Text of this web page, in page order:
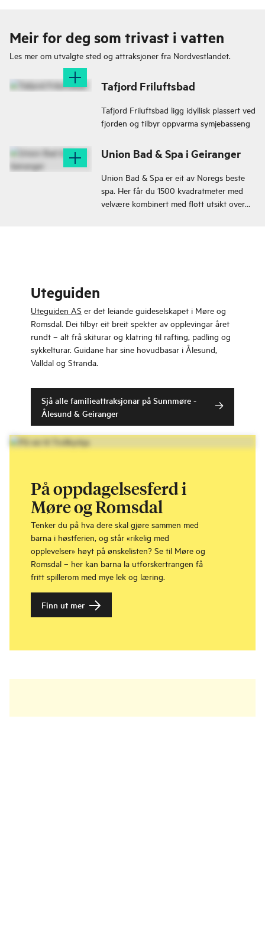
Meir for deg som trivast i vatten
Les mer om utvalgte sted og attraksjoner fra Nordvestlandet.
Tafjord Friluftsbad
Tafjord Friluftsbad ligg idyllisk plassert ved
fjorden og tilbyr oppvarma symjebasseng
Union Bad & Spa i Geiranger
Union Bad & Spa er eit av Noregs beste
spa. Her får du 1500 kvadratmeter med
velvære kombinert med flott utsikt over
Uteguiden
Uteguiden AS er det leiande guideselskapet i Møre og
Romsdal. Dei tilbyr eit breit spekter av opplevingar året
rundt – alt frå skiturar og klatring til rafting, padling og
sykkelturar. Guidane har sine hovudbasar i Ålesund,
Valldal og Stranda.
Sjå alle familieattraksjonar på Sunnmøre -
Ålesund & Geiranger
På oppdagelsesferd i
Møre og Romsdal
Tenker du på hva dere skal gjøre sammen med
barna i høstferien, og står «rikelig med
opplevelser» høyt på ønskelisten? Se til Møre og
Romsdal – her kan barna la utforskertrangen få
fritt spillerom med mye lek og læring.
Finn ut mer